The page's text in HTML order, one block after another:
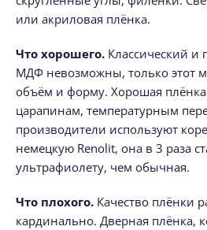
или акриловая плёнка.
Что хорошего. Классический и
МДФ невозможны, только этот
объём и форму. Хорошая плёнка
царапинам, температурным
производители используют
немецкую Renolit, она в 3 раза
ультрафиолету, чем обычная.
Что плохого. Качество плёнки
кардинально. Дверная плёнка,